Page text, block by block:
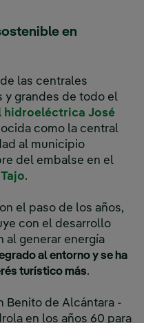
en
las centrales
y grandes de todo el
hidroeléctrica José
como la central
al municipio
del embalse en el
.
el paso de los años,
con el desarrollo
al generar energía
al entorno y se ha
turístico más.
Benito de Alcántara -
en los años 60 para